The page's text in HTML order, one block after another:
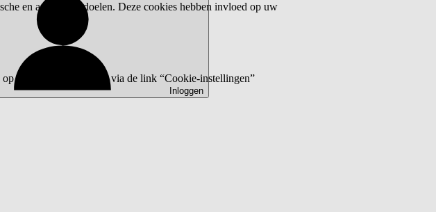
Inloggen
en advertentiedoelen. Deze cookies hebben invloed op uw
elk moment wijzigen via de link “Cookie-instellingen”